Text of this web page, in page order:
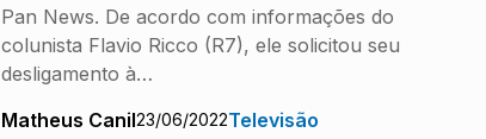
Pan News. De acordo com informações do
colunista Flavio Ricco (R7), ele solicitou seu
desligamento à…
Matheus Canil23/06/2022Televisão